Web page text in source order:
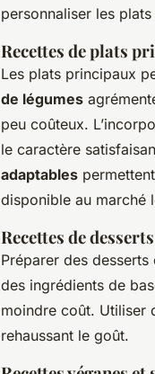
personnaliser les
Recettes de plats
Les plats principaux
de légumes
peu coûteux.
le caractère
adaptables
disponible au marché
Recettes de desserts
Préparer des
des ingrédients de
moindre coût. Utiliser
rehaussant le goût.